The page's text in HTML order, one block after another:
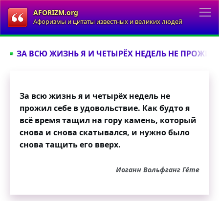
AFORIZM.org
Афоризмы и цитаты известных и великих людей
ЗА ВСЮ ЖИЗНЬ Я И ЧЕТЫРЁХ НЕДЕЛЬ НЕ
За всю жизнь я и четырёх недель не
прожил себе в удовольствие. Как будто я
всё время тащил на гору камень, который
снова и снова скатывался, и нужно было
снова тащить его вверх.
Иоганн Вольфганг Гёте